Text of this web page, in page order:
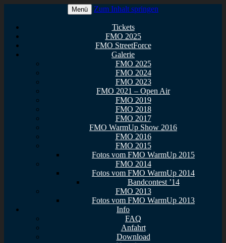
FullMetal Osthessen – 13. FMO
2026
Menü Zum Inhalt springen
Tickets
FMO 2025
FMO StreetForce
Galerie
FMO 2025
FMO 2024
FMO 2023
FMO 2021 – Open Air
FMO 2019
FMO 2018
FMO 2017
FMO WarmUp Show 2016
FMO 2016
FMO 2015
Fotos vom FMO WarmUp 2015
FMO 2014
Fotos vom FMO WarmUp 2014
Bandcontest ’14
FMO 2013
Fotos vom FMO WarmUp 2013
Info
FAQ
Anfahrt
Download